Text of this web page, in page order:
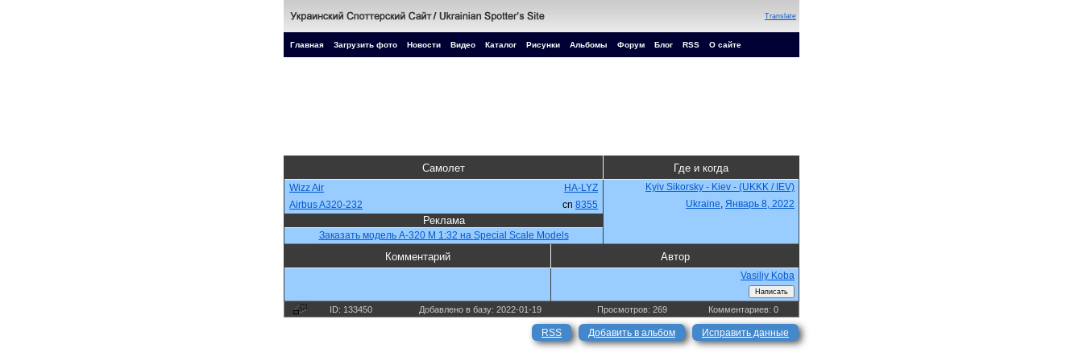
Translate
Главная Загрузить фото Новости Видео Каталог Рисунки Альбомы Форум Блог RSS О сайте
Самолет Где и когда
Wizz Air HA-LYZ
Kyiv Sikorsky - Kiev - (UKKK / IEV)
Airbus A320-232
cn 8355 Ukraine, Январь 8, 2022
Реклама
Заказать модель A-320 M 1:32 на Special Scale Models
Комментарий Автор
Vasiliy Koba
ID: 133450 Добавлено в базу: 2022-01-19 Просмотров: 269 Комментариев: 0
RSS Добавить в альбом Исправить данные